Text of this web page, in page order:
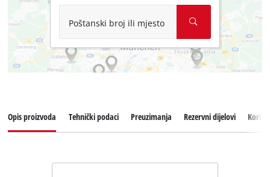
Poštanski broj ili mjesto
Opis proizvoda Tehnički podaci Preuzimanja Rezervni dijelovi